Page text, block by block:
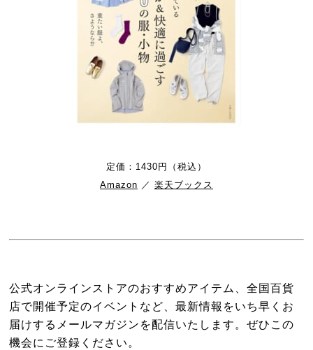
定価：1430円（税込）
Amazon ／ 楽天ブックス
公式オンラインストアのおすすめアイテム、全国百貨
店で開催予定のイベントなど、最新情報をいち早くお
届けするメールマガジンを配信いたします。ぜひこの
機会にご登録ください。